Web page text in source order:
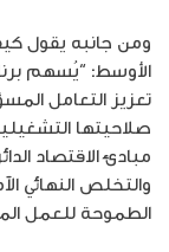
ومن جانبه يقول
الأوسط: “يُسهم
تعزيز التعامل
صلاحيتها
مبادئ الاقتصاد
والتخلص النهائي
الطموحة للعمل